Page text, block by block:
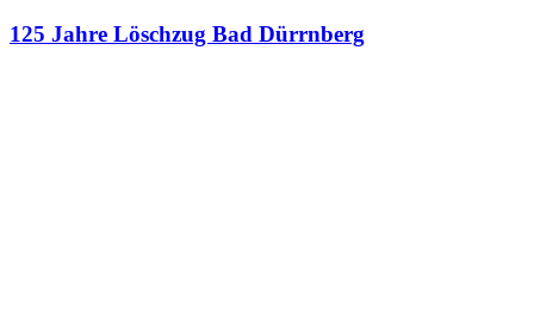
125 Jahre Löschzug Bad Dürrnberg